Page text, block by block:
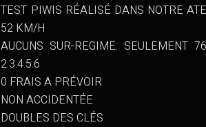
TEST PIWIS RÉALISÉ DANS NOTRE
52 KM/H
AUCUNS SUR-REGIME: SEULEMENT
2.3.4.5.6
0 FRAIS A PRÉVOIR
NON ACCIDENTÉE
DOUBLES DES CLÉS